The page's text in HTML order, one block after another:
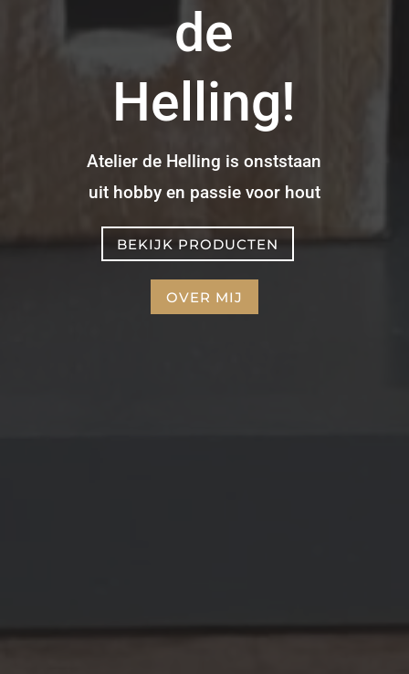
de
Helling!
Atelier de Helling is onststaan
uit hobby en passie voor hout
BEKIJK PRODUCTEN
OVER MIJ